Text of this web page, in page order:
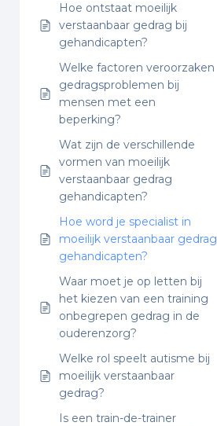
Hoe ontstaat moeilijk
verstaanbaar gedrag bij
gehandicapten?
Welke factoren veroorzaken
gedragsproblemen bij
mensen met een
beperking?
Wat zijn de verschillende
vormen van moeilijk
verstaanbaar gedrag
gehandicapten?
Hoe word je specialist in
moeilijk verstaanbaar gedrag
gehandicapten?
Waar moet je op letten bij
het kiezen van een training
onbegrepen gedrag in de
ouderenzorg?
Welke rol speelt autisme bij
moeilijk verstaanbaar
gedrag?
Is een train-de-trainer